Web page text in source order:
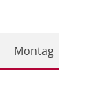
Montag